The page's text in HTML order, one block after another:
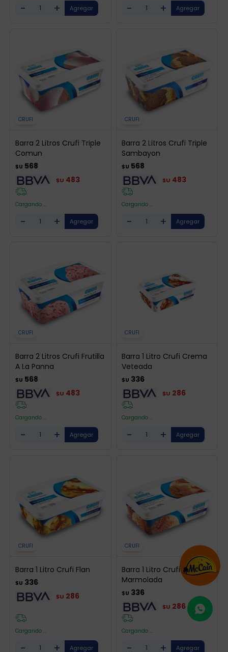
- + - +
CRUFI
Barra 2 Litros Crufi Triple
Comun
$U 568
$U 483
Cargando ...
- +
CRUFI
Barra 2 Litros Crufi Triple
Sambayon
$U 568
$U 483
Cargando ...
- +
CRUFI
Barra 2 Litros Crufi Frutilla
A La Panna
$U 568
$U 483
Cargando ...
- +
CRUFI
Barra 1 Litro Crufi Crema
Veteada
$U 336
$U 286
Cargando ...
- +
CRUFI
Barra 1 Litro Crufi Flan
$U 336
$U 286
Cargando ...
- +
CRUFI
Barra 1 Litro Crufi Crema
Marmolada
$U 336
$U 286
Cargando ...
- +